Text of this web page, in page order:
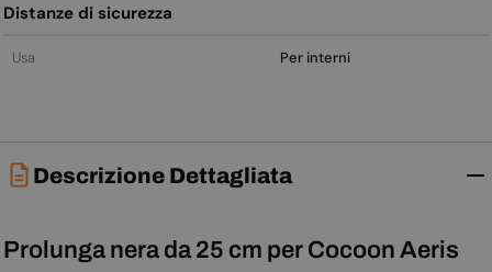
Distanze di sicurezza
Usa Per interni
Descrizione Dettagliata
Prolunga nera da 25 cm per Cocoon Aeris